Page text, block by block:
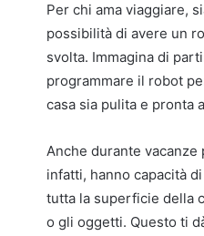
Per chi ama viaggiare,
possibilità di avere un
svolta. Immagina di
programmare il robot
casa sia pulita e pronta
Anche durante
infatti, hanno capacità
tutta la superficie della
o gli oggetti. Questo ti